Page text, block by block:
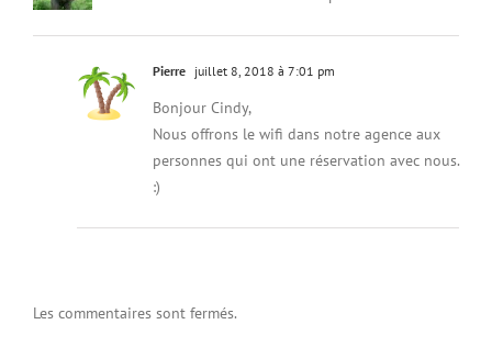
Pierre juillet 8, 2018 à 7:01 pm
Bonjour Cindy,
Nous offrons le wifi dans notre agence aux
personnes qui ont une réservation avec nous.
:)
Les commentaires sont fermés.